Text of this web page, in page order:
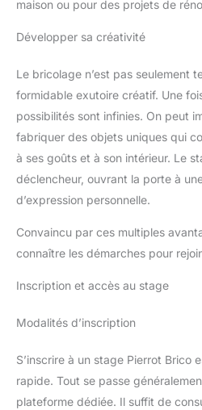
maison ou pour des projets de
Développer sa créativité
Le bricolage n’est pas seulement
formidable exutoire créatif. Une
possibilités sont infinies. On peut
fabriquer des objets uniques qui
à ses goûts et à son intérieur. Le
déclencheur, ouvrant la porte à
d’expression personnelle.
Convaincu par ces multiples
connaître les démarches pour
Inscription et accès au stage
Modalités d’inscription
S’inscrire à un stage Pierrot Brico
rapide. Tout se passe
plateforme dédiée. Il suffit de